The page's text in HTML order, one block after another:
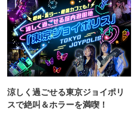
涼しく過ごせる東京ジョイポリ
スで絶叫＆ホラーを満喫！